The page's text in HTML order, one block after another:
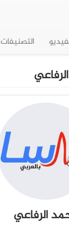
التصنيفات
الرفاعي